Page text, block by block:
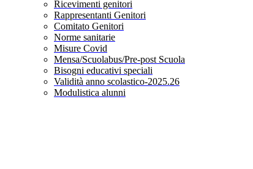
Ricevimenti genitori
Rappresentanti Genitori
Comitato Genitori
Norme sanitarie
Misure Covid
Mensa/Scuolabus/Pre-post Scuola
Bisogni educativi speciali
Validità anno scolastico-2025.26
Modulistica alunni